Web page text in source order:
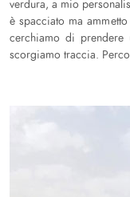
verdura, a mio
è spacciato ma
cerchiamo di
scorgiamo traccia.